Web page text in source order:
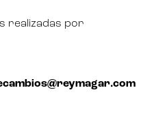
realizadas por